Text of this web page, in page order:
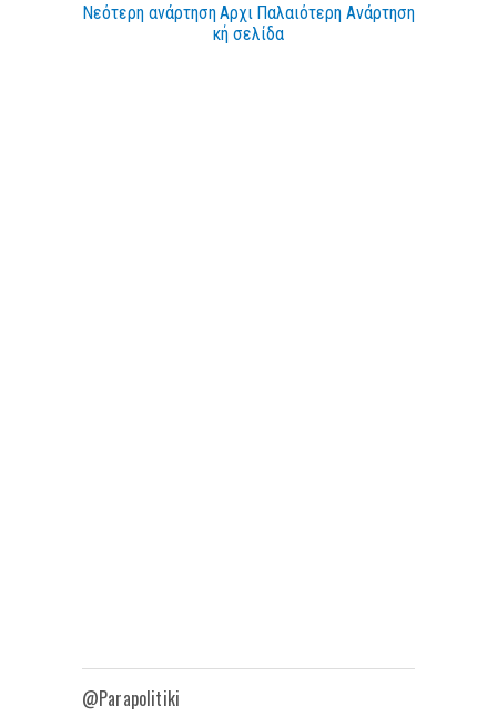
Νεότερη ανάρτηση Παλαιότερη Ανάρτηση
Αρχι
κή σελίδα
@Parapolitiki